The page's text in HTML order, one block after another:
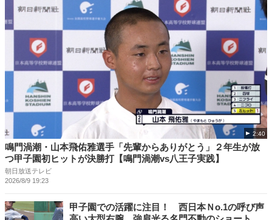
2:40
鳴門渦潮・山本飛佑雅選手「先輩からありがとう」２年生が放
つ甲子園初ヒットが決勝打【鳴門渦潮vs八王子実践】
朝日放送テレビ
2026/8/9 19:23
甲子園での活躍に注目！ 西日本Ｎo.1の呼び声